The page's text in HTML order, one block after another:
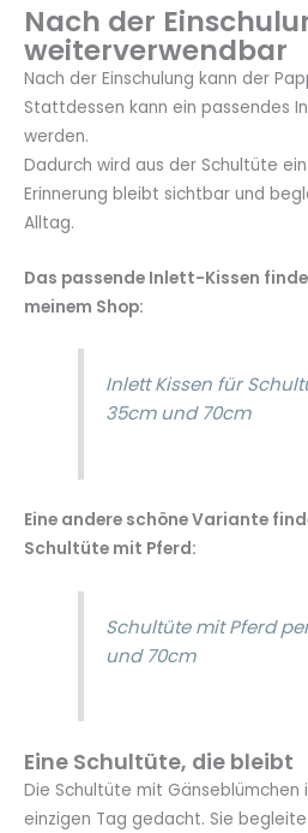
Nach der
weiterverwendbar
Nach der Einschulung kann der
Stattdessen kann ein passendes
werden.
Dadurch wird aus der Schultüte
Erinnerung bleibt sichtbar und
Alltag.
Das passende Inlett-Kissen
meinem Shop:
Inlett Kissen für
35cm und 70cm
Eine andere schöne Variante
Schultüte mit Pferd:
Schultüte mit Pferd
und 70cm
Eine Schultüte, die bleibt
Die Schultüte mit Gänseblümchen
einzigen Tag gedacht. Sie